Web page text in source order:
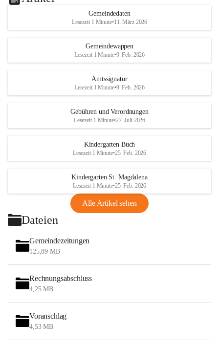
Gemeindedaten
Lesezeit 1 Minute•11. März 2026
Gemeindewappen
Lesezeit 1 Minute•9. Feb. 2026
Amtssignatur
Lesezeit 1 Minute•9. Feb. 2026
Gebühren und Verordnungen
Lesezeit 1 Minute•27. Juli 2026
Kindergarten Buch
Lesezeit 1 Minute•25. Feb. 2026
Kindergarten St. Magdalena
Lesezeit 1 Minute•25. Feb. 2026
Alle Artikel sehen
Dateien
Gemeindezeitungen
125,89 MB
Rechnungsabschluss
4,25 MB
Voranschlag
4,53 MB